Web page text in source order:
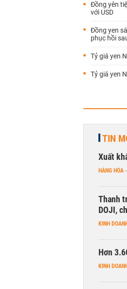
Đồng yên
với USD
Đồng yen
phục hồi
Tỷ giá yen
Tỷ giá yen
TIN
Xuất
HÀNG HÓA -
Thanh
DOJI,
KINH DOANH
Hơn
KINH DOANH